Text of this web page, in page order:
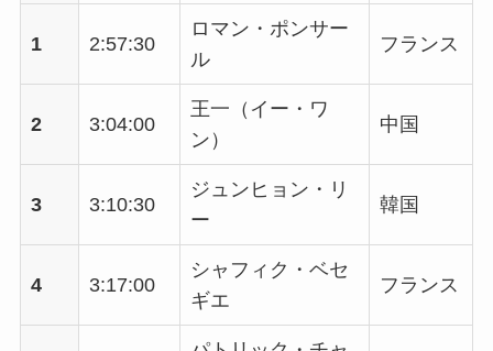
1 2:57:30
ロマン・ポンサー
ル
フランス
2 3:04:00
王一（イー・ワ
ン）
中国
3 3:10:30
ジュンヒョン・リ
ー
韓国
4 3:17:00
シャフィク・ベセ
ギエ
フランス